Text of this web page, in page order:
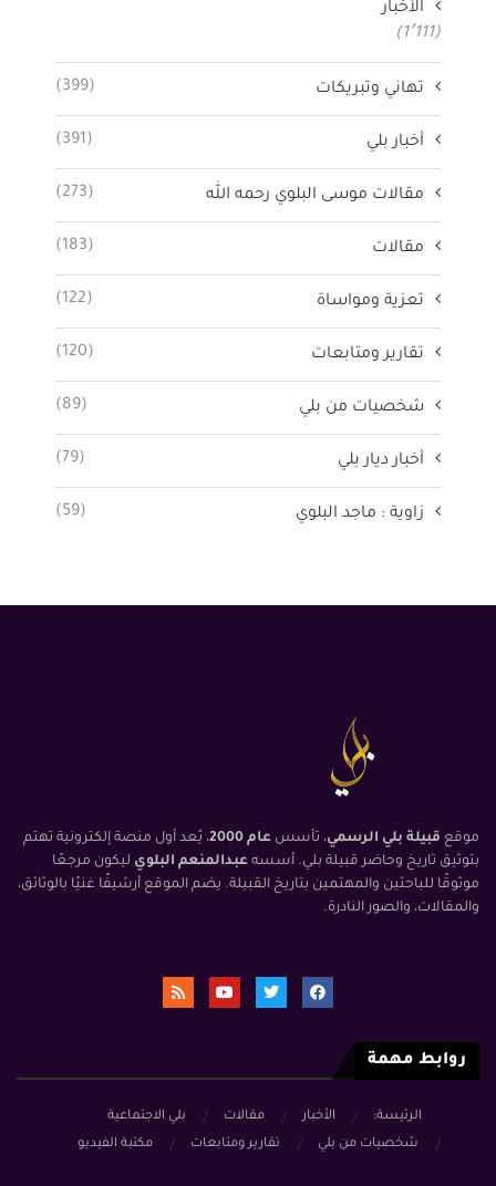
الأخبار
(1٬111)
تهاني وتبريكات (399)
أخبار بلي (391)
مقالات موسى البلوي رحمه الله (273)
مقالات (183)
تعزية ومواساة (122)
تقارير ومتابعات (120)
شخصيات من بلي (89)
أخبار ديار بلي (79)
زاوية : ماجد البلوي (59)
موقع قبيلة بلي الرسمي، تأسس عام 2000
، يُعد أول منصة إلكترونية تهتم
بتوثيق تاريخ وحاضر قبيلة بلي. أسسه عبدالمنعم البلوي ليكون مرجعًا
موثوقًا للباحثين والمهتمين بتاريخ القبيلة. يضم الموقع أرشيفًا غنيًا بالوثائق،
والمقالات، والصور النادرة.
روابط مهمة
الرئيسة: الأخبار مقالات
بلي الاجتماعية
شخصيات من بلي
تقارير ومتابعات مكتبة الفيديو